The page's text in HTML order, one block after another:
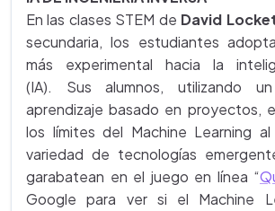
En las clases STEM de David
secundaria, los estudiantes
más experimental hacia la
(IA). Sus alumnos, utilizando
aprendizaje basado en proyectos,
los límites del Machine Learning
variedad de tecnologías
garabatean en el juego en línea “
Google para ver si el Machine